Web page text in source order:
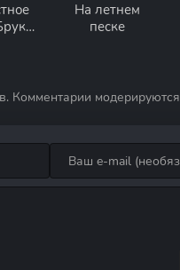
На летнем
песке
Комментарии модерируются